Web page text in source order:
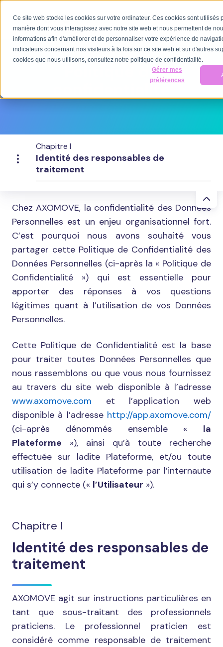
Ce site web stocke les cookies sur votre ordinateur. Ces cookies sont utilisés
manière dont vous interagissez avec notre site web et nous permettent de
informations afin d'améliorer et de personnaliser votre expérience de
indicateurs concernant nos visiteurs à la fois sur ce site web et sur d'autres
cookies que nous utilisons, consultez notre politique de confidentialité.
Gérer mes
préférences
FR-FR
Politique de
confidentialité
Chapitre I
Identité des responsables de
traitement
Chez AXOMOVE, la confidentialité des Données
Personnelles est un enjeu organisationnel fort.
C’est pourquoi nous avons souhaité vous
partager cette Politique de Confidentialité des
Données Personnelles (ci-après la « Politique de
Confidentialité ») qui est essentielle pour
apporter des réponses à vos questions
légitimes quant à l’utilisation de vos Données
Personnelles.
Cette Politique de Confidentialité est la base
pour traiter toutes Données Personnelles que
nous rassemblons ou que vous nous fournissez
au travers du site web disponible à l’adresse
www.axomove.com et l’application web
disponible à l’adresse http://app.axomove.com/
(ci-après dénommés ensemble « la
Plateforme »), ainsi qu’à toute recherche
effectuée sur ladite Plateforme, et/ou toute
utilisation de ladite Plateforme par l’internaute
qui s’y connecte (« l’Utilisateur »).
Chapitre I
Identité des responsables de
traitement
AXOMOVE agit sur instructions particulières en
tant que sous-traitant des professionnels
praticiens. Le professionnel praticien est
considéré comme responsable de traitement